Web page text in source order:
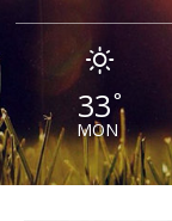
33°
MON